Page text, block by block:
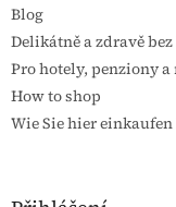
Blog
Delikátně a zdravě
Pro hotely, penziony a
How to shop
Wie Sie hier